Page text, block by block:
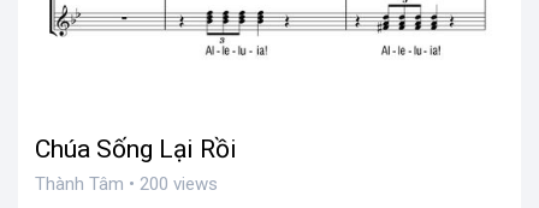
Chúa Sống Lại Rồi
Thành Tâm • 200 views